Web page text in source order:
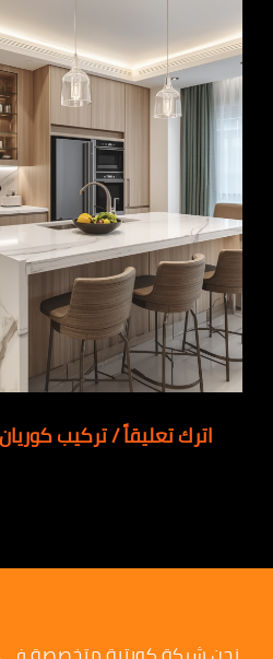
اترك تعليقاً/تركيب